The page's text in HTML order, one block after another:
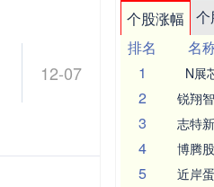
12-07
个股涨幅 个
排名
名
1
N展
2 锐翔
3 志特
4 博腾
5 近岸